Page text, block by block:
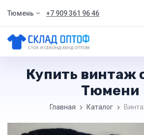
Тюмень +7 909 361 96 46
Купить винтаж
Тюмени
Главная Каталог